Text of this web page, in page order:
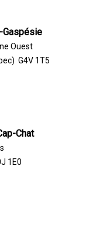
Gaspésie
Ouest
G4V 1T5
Chat
1E0